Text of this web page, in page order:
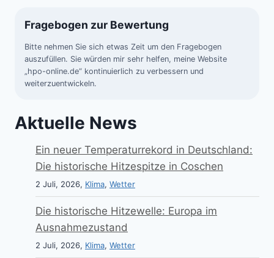
Fragebogen zur Bewertung
Bitte nehmen Sie sich etwas Zeit um den Fragebogen
auszufüllen. Sie würden mir sehr helfen, meine Website
„hpo-online.de“ kontinuierlich zu verbessern und
weiterzuentwickeln.
Aktuelle News
Ein neuer Temperaturrekord in Deutschland:
Die historische Hitzespitze in Coschen
2 Juli, 2026, Klima, Wetter
Die historische Hitzewelle: Europa im
Ausnahmezustand
2 Juli, 2026, Klima, Wetter